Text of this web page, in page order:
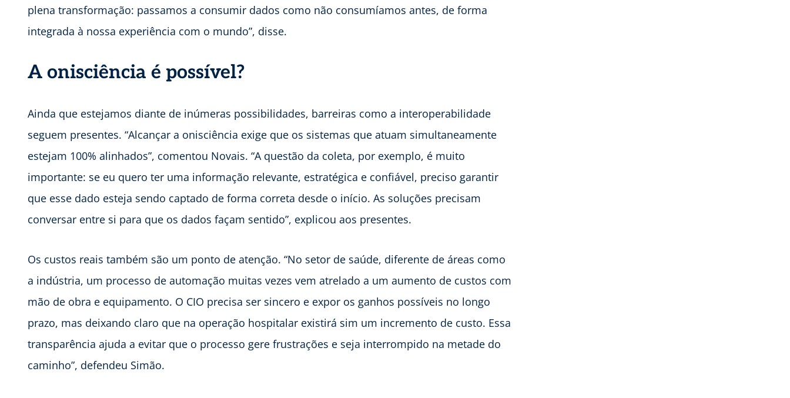
plena transformação: passamos a consumir dados como não consumíamos antes, de forma
integrada à nossa experiência com o mundo”, disse.
A onisciência é possível?
Ainda que estejamos diante de inúmeras possibilidades, barreiras como a interoperabilidade
seguem presentes. “Alcançar a onisciência exige que os sistemas que atuam simultaneamente
estejam 100% alinhados”, comentou Novais. “A questão da coleta, por exemplo, é muito
importante: se eu quero ter uma informação relevante, estratégica e confiável, preciso garantir
que esse dado esteja sendo captado de forma correta desde o início. As soluções precisam
conversar entre si para que os dados façam sentido”, explicou aos presentes.
Os custos reais também são um ponto de atenção. “No setor de saúde, diferente de áreas como
a indústria, um processo de automação muitas vezes vem atrelado a um aumento de custos com
mão de obra e equipamento. O CIO precisa ser sincero e expor os ganhos possíveis no longo
prazo, mas deixando claro que na operação hospitalar existirá sim um incremento de custo. Essa
transparência ajuda a evitar que o processo gere frustrações e seja interrompido na metade do
caminho”, defendeu Simão.